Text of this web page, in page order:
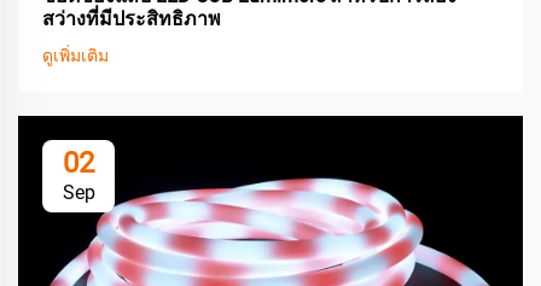
สว่างที่มีประสิทธิภาพ
ดูเพิ่มเติม
02
Sep